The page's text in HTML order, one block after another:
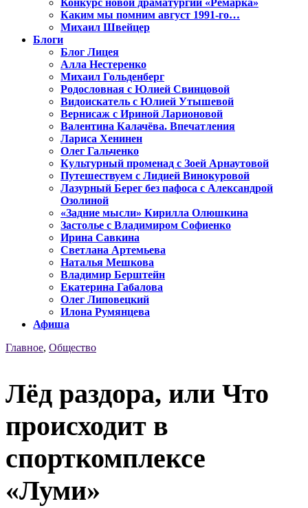
Конкурс новой драматургии «Ремарка»
Каким мы помним август 1991-го…
Михаил Швейцер
Блоги
Блог Лицея
Алла Нестеренко
Михаил Гольденберг
Родословная с Юлией Свинцовой
Видоискатель с Юлией Утышевой
Вернисаж с Ириной Ларионовой
Валентина Калачёва. Впечатления
Лариса Хенинен
Олег Гальченко
Культурный променад с Зоей Арнаутовой
Путешествуем с Лидией Винокуровой
Лазурный Берег без пафоса с Александрой
Озолиной
«Задние мысли» Кирилла Олюшкина
Застолье с Владимиром Софиенко
Ирина Савкина
Светлана Артемьева
Наталья Мешкова
Владимир Берштейн
Екатерина Габалова
Олег Липовецкий
Илона Румянцева
Афиша
Главное, Общество
Лёд раздора, или Что
происходит в
спорткомплексе
«Луми»